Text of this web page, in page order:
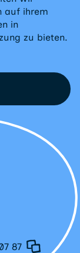
auf ihrem
in
zu bieten.
87